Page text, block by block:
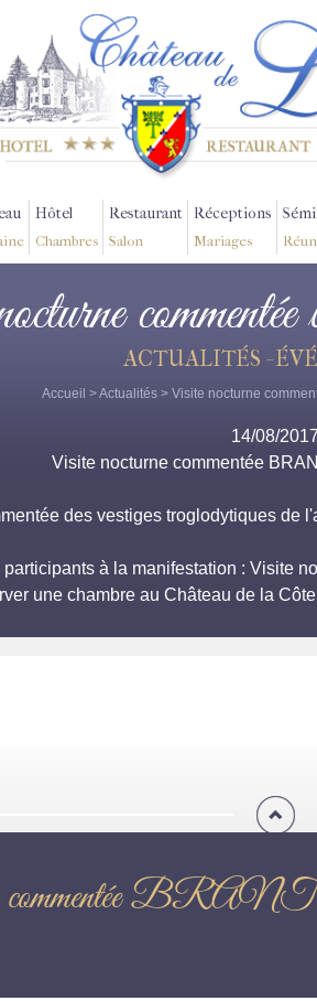
Hôtel
Chambres
Restaurant
Salon
Réceptions
Mariages
ACTUALITÉS -
Accueil >Actualités > Visite nocturne
14/08/2017
Visite nocturne commentée
des vestiges troglodytiques de
à la manifestation : Visite
une chambre au Château de la
commentée